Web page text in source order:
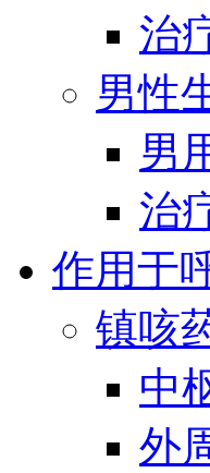
治
男性
男
治
作用于
镇咳
中
外